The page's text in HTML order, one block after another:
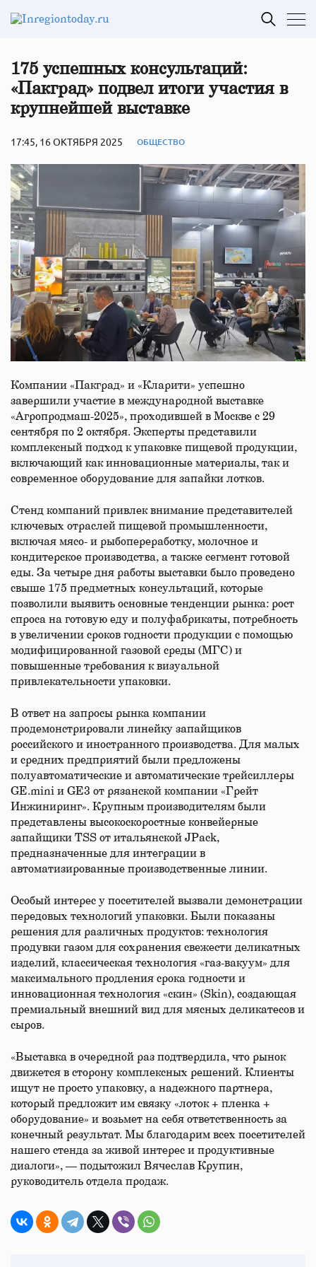
175 успешных консультаций:
«Пакград» подвел итоги участия в
крупнейшей выставке
17:45, 16 ОКТЯБРЯ 2025 ОБЩЕСТВО
Компании «Пакград» и «Кларити» успешно
завершили участие в международной выставке
«Агропродмаш-2025», проходившей в Москве с 29
сентября по 2 октября. Эксперты представили
комплексный подход к упаковке пищевой продукции,
включающий как инновационные материалы, так и
современное оборудование для запайки лотков. ​
Стенд компаний привлек внимание представителей
ключевых отраслей пищевой промышленности,
включая мясо- и рыбопереработку, молочное и
кондитерское производства, а также сегмент готовой
еды. За четыре дня работы выставки было проведено
свыше 175 предметных консультаций, которые
позволили выявить основные тенденции рынка: рост
спроса на готовую еду и полуфабрикаты, потребность
в увеличении сроков годности продукции с помощью
модифицированной газовой среды (МГС) и
повышенные требования к визуальной
привлекательности упаковки.​
В ответ на запросы рынка компании
продемонстрировали линейку запайщиков
российского и иностранного производства. Для малых
и средних предприятий были предложены
полуавтоматические и автоматические трейсиллеры
GE.mini и GE3 от рязанской компании «Грейт
Инжиниринг». Крупным производителям были
представлены высокоскоростные конвейерные
запайщики TSS от итальянской JPack,
предназначенные для интеграции в
автоматизированные производственные линии. ​
Особый интерес у посетителей вызвали демонстрации
передовых технологий упаковки. Были показаны
решения для различных продуктов: технология
продувки газом для сохранения свежести деликатных
изделий, классическая технология «газ-вакуум» для
максимального продления срока годности и
инновационная технология «скин» (Skin), создающая
премиальный внешний вид для мясных деликатесов и
сыров. ​
«Выставка в очередной раз подтвердила, что рынок
движется в сторону комплексных решений. Клиенты
ищут не просто упаковку, а надежного партнера,
который предложит им связку «лоток + пленка +
оборудование» и возьмет на себя ответственность за
конечный результат. Мы благодарим всех посетителей
нашего стенда за живой интерес и продуктивные
диалоги», — подытожил Вячеслав Крупин,
руководитель отдела продаж.